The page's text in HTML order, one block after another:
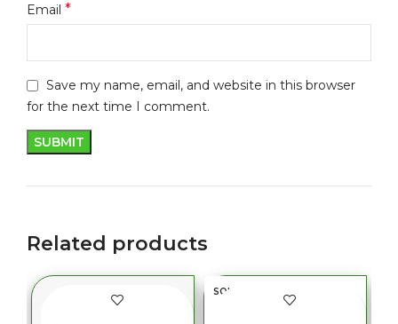
Email *
Save my name, email, and website in this browser
for the next time I comment.
Related products
SOLD OUT